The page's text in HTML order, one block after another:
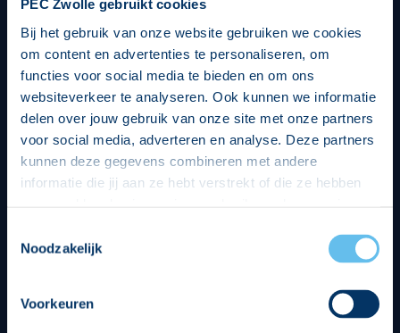
PEC Zwolle gebruikt cookies
Bij het gebruik van onze website gebruiken we cookies
om content en advertenties te personaliseren, om
functies voor social media te bieden en om ons
websiteverkeer te analyseren. Ook kunnen we informatie
delen over jouw gebruik van onze site met onze partners
voor social media, adverteren en analyse. Deze partners
kunnen deze gegevens combineren met andere
informatie die jij aan ze hebt verstrekt of die ze hebben
op een veilige en integere wijze. Je kunt je toestemming
beheren op de privacy- en cookieverklaring pagina.
Noodzakelijk
Voorkeuren